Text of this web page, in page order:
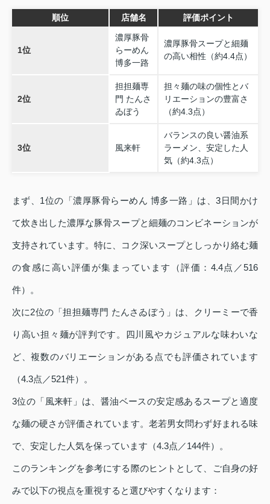
順位 店舗名 評価ポイント
1位
濃厚豚骨
らーめん
博多一路
濃厚豚骨スープと細麺
の高い相性（約4.4点）
2位
担担麺専
門 たんさ
ゐぼう
担々麺の味の個性とバ
リエーションの豊富さ
（約4.3点）
3位 風来軒
バランスの良い醤油系
ラーメン、安定した人
気（約4.3点）
まず、1位の「濃厚豚骨らーめん 博多一路」は、3日間かけ
て炊き出した濃厚な豚骨スープと細麺のコンビネーションが
支持されています。特に、コク深いスープとしっかり絡む麺
の食感に高い評価が集まっています（評価：4.4点／516
件）。
次に2位の「担担麺専門 たんさゐぼう」は、クリーミーで香
り高い担々麺が評判です。四川風やカジュアルな味わいな
ど、複数のバリエーションがある点でも評価されています
（4.3点／521件）。
3位の「風来軒」は、醤油ベースの安定感あるスープと適度
な麺の硬さが評価されています。老若男女問わず好まれる味
で、安定した人気を保っています（4.3点／144件）。
このランキングを参考にする際のヒントとして、ご自身の好
みで以下の視点を重視すると選びやすくなります：